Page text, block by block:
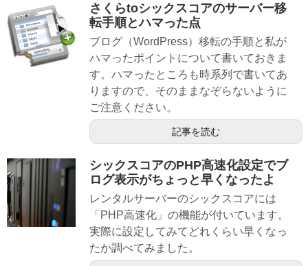
さくらtoシックスコアのサーバー移
転手順とハマった点
ブログ（WordPress）移転の手順と私が
ハマったポイントについて書いておきま
す。ハマったところも時系列で書いてあ
りますので、そのままなぞらないように
ご注意ください。
記事を読む
シックスコアのPHP高速化設定でブ
ログ表示がちょっと早くなったよ
レンタルサーバーのシックスコアには
「PHP高速化」の機能が付いています。
実際に設定してみてどれくらい早くなっ
たか調べてみました。